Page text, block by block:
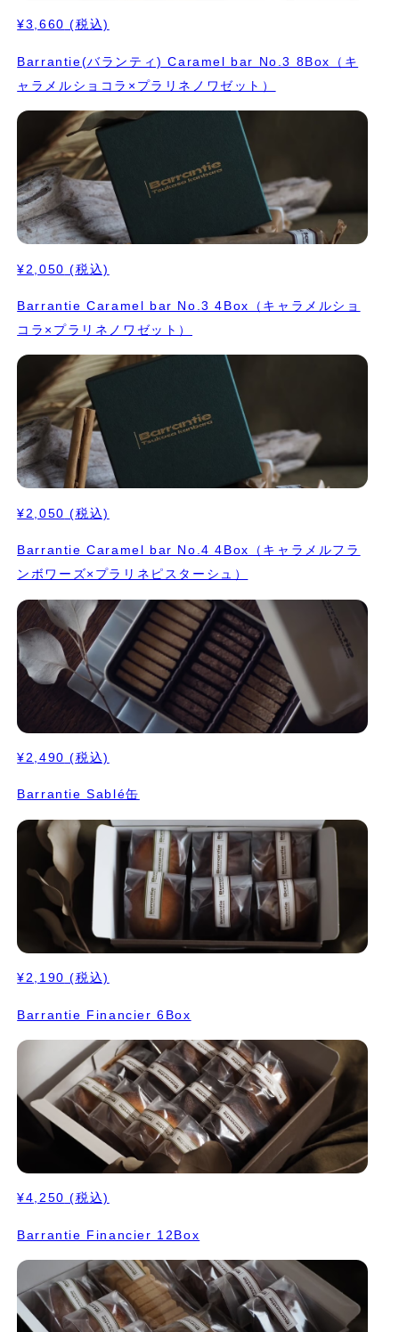
¥3,660 (税込)
Barrantie(バランティ) Caramel bar No.3 8Box（キ
ャラメルショコラ×プラリネノワゼット）
¥2,050 (税込)
Barrantie Caramel bar No.3 4Box（キャラメルショ
コラ×プラリネノワゼット）
¥2,050 (税込)
Barrantie Caramel bar No.4 4Box（キャラメルフラ
ンボワーズ×プラリネピスターシュ）
¥2,490 (税込)
Barrantie Sablé缶
¥2,190 (税込)
Barrantie Financier 6Box
¥4,250 (税込)
Barrantie Financier 12Box